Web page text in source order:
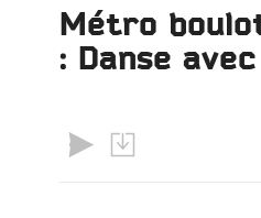
Métro
: Danse